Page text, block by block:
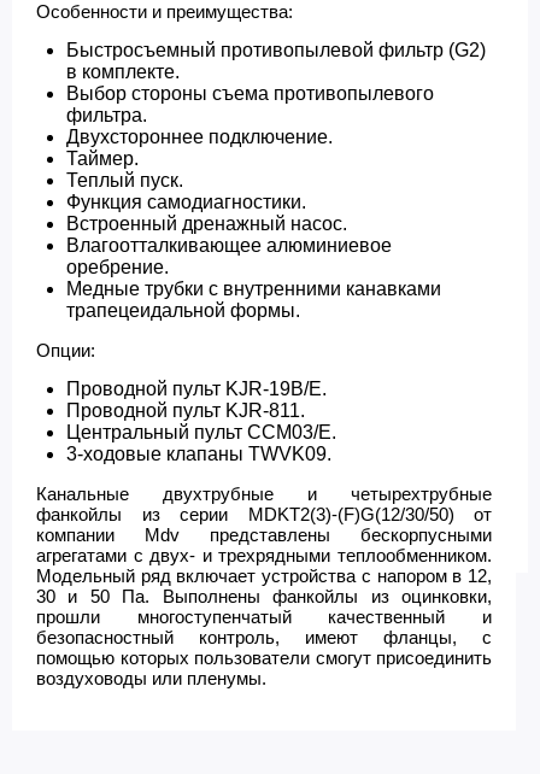
Особенности и преимущества:
Быстросъемный противопылевой фильтр (G2)
в комплекте.
Выбор стороны съема противопылевого
фильтра.
Двухстороннее подключение.
Таймер.
Теплый пуск.
Функция самодиагностики.
Встроенный дренажный насос.
Влагоотталкивающее алюминиевое
оребрение.
Медные трубки с внутренними канавками
трапецеидальной формы.
Опции:
Проводной пульт KJR-19B/E.
Проводной пульт KJR-811.
Центральный пульт CCM03/E.
3-ходовые клапаны TWVK09.
Канальные двухтрубные и четырехтрубные
фанкойлы из серии MDKT2(3)-(F)G(12/30/50) от
компании Mdv представлены бескорпусными
агрегатами с двух- и трехрядными теплообменником.
Модельный ряд включает устройства с напором в 12,
30 и 50 Па. Выполнены фанкойлы из оцинковки,
прошли многоступенчатый качественный и
безопасностный контроль, имеют фланцы, с
помощью которых пользователи смогут присоединить
воздуховоды или пленумы.